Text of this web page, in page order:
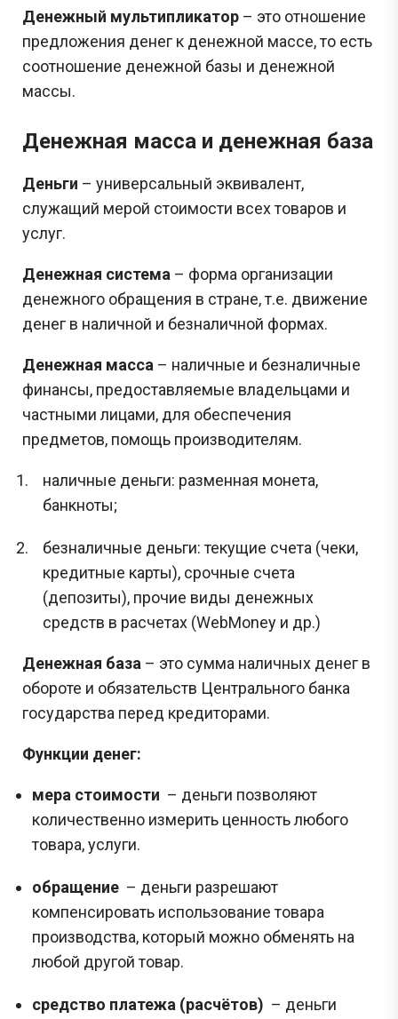
Денежный мультипликатор – это отношение
предложения денег к денежной массе, то есть
соотношение денежной базы и денежной
массы.
Денежная масса и денежная база
Деньги – универсальный эквивалент,
служащий мерой стоимости всех товаров и
услуг.
Денежная система – форма организации
денежного обращения в стране, т.е. движение
денег в наличной и безналичной формах.
Денежная масса – наличные и безналичные
финансы, предоставляемые владельцами и
частными лицами, для обеспечения
предметов, помощь производителям.
наличные деньги: разменная монета,
банкноты;
безналичные деньги: текущие счета (чеки,
кредитные карты), срочные счета
(депозиты), прочие виды денежных
средств в расчетах (WebMoney и др.)
Денежная база – это сумма наличных денег в
обороте и обязательств Центрального банка
государства перед кредиторами.
Функции денег:
мера стоимости – деньги позволяют
количественно измерить ценность любого
товара, услуги.
обращение – деньги разрешают
компенсировать использование товара
производства, который можно обменять на
любой другой товар.
средство платежа (расчётов) – деньги